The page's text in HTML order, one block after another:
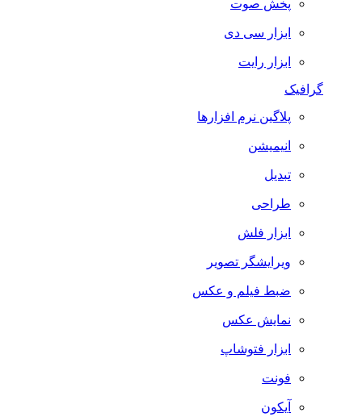
پخش صوت
ابزار سی دی
ابزار رایت
گرافیک
پلاگین نرم افزارها
انیمیشن
تبدیل
طراحی
ابزار فلش
ویرایشگر تصویر
ضبط فيلم و عكس
نمایش عکس
ابزار فتوشاپ
فونت
آیکون